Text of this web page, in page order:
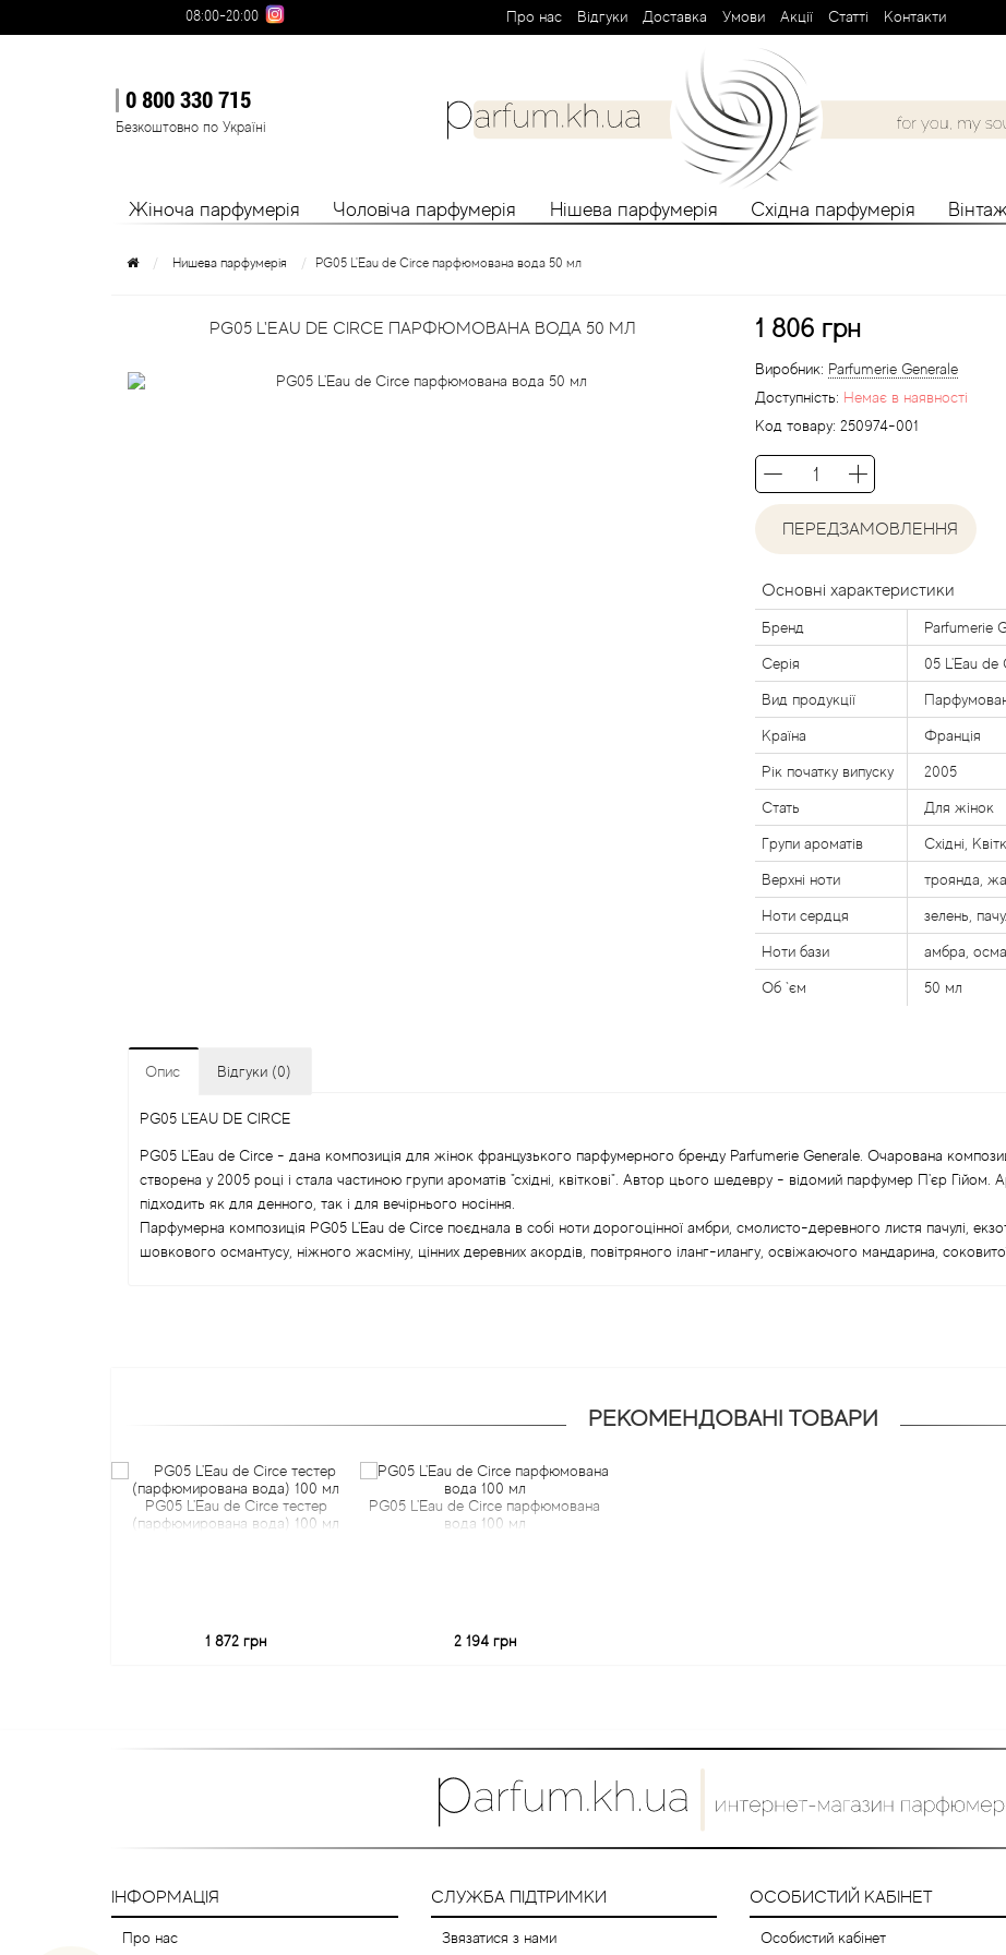
08:00-20:00 Про нас Вiдгуки Доставка Умови Aкції Cтатті Контакти
0 800 330 715
Безкоштовно по Україні
Жіноча парфумерія Чоловіча парфумерія Нішева парфумерія Східна парфумерія
Нишева парфумерія PG05 L'Eau de Circe парфюмована вода 50 мл
PG05 L'EAU DE CIRCE ПАРФЮМОВАНА ВОДА 50 МЛ 1 806 грн
Виробник: Parfumerie Generale
Доступність: Немає в наявності
Код товару: 250974-001
ПЕРЕДЗАМОВЛЕННЯ
Основні характеристики
Бренд Parfumerie
Серія 05 L'Eau de
Вид продукції
Країна Франція
Рік початку випуску 2005
Стать Для жінок
Групи ароматів Східні,
Верхні ноти троянда,
Ноти сердця зелень,
Ноти бази амбра,
Об `єм 50 мл
Опис Відгуки (0)
PG05 L'EAU DE CIRCE
PG05 L'Eau de Circe - дана композиція для жінок французького парфумерного бренду Parfumerie Generale. Очарована
створена у 2005 році і стала частиною групи ароматів "східні, квіткові". Автор цього шедевру - відомий парфумер П'єр Гійом.
підходить як для денного, так і для вечірнього носіння.
Парфумерна композиція PG05 L'Eau de Circe поєднала в собі ноти дорогоцінної амбри, смолисто-деревного листя пачулі,
шовкового османтусу, ніжного жасміну, цінних деревних акордів, повітряного іланг-илангу, освіжаючого мандарина,
РЕКОМЕНДОВАНІ ТОВАРИ
PG05 L'Eau de Circe тестер
(парфюмирована вода) 100 мл
1 872 грн
PG05 L'Eau de Circe парфюмована
вода 100 мл
2 194 грн
ІНФОРМАЦІЯ
Про нас
СЛУЖБА ПІДТРИМКИ
Звязатися з нами
ОСОБИСТИЙ КАБІНЕТ
Особистий кабінет